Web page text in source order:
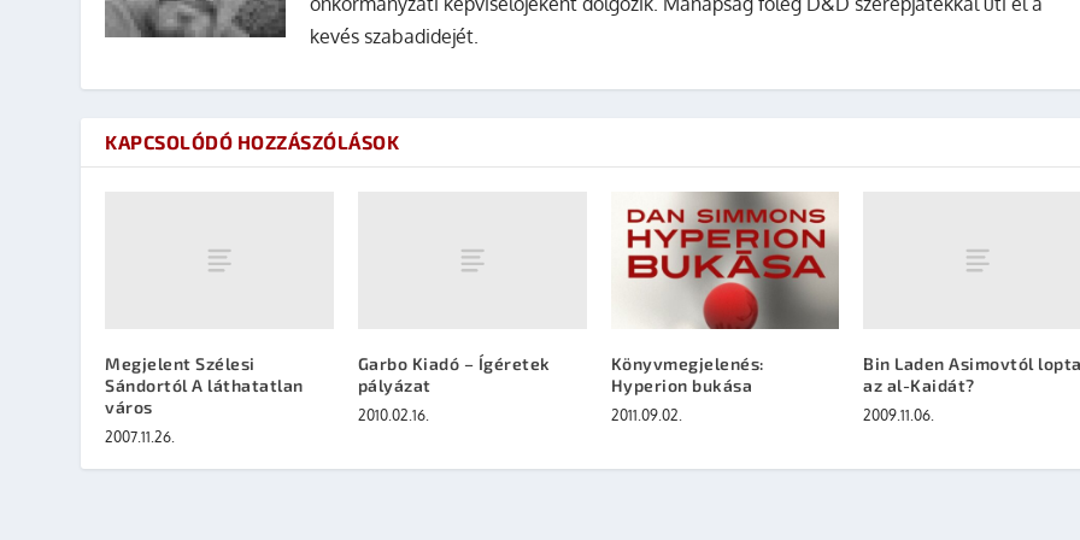
kevés szabadidejét.
KAPCSOLÓDÓ HOZZÁSZÓLÁSOK
Megjelent Szélesi
Sándortól A láthatatlan
város
2007.11.26.
Garbo Kiadó – Ígéretek
pályázat
2010.02.16.
Könyvmegjelenés:
Hyperion bukása
2011.09.02.
Bin Laden Asimovtól
az al-Kaidát?
2009.11.06.